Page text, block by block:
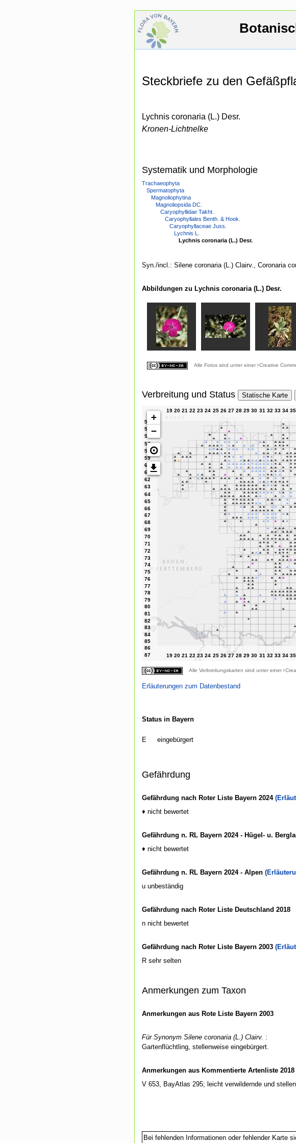
Steckbriefe zu den
Lychnis coronaria (L.) Desr.
Kronen-Lichtnelke
Systematik und Morphologie
Trachaeophyta
Spermatophyta
Magnoliophytina
Magnoliopsida DC.
Caryophyllidae Takht.
Caryophyllales Benth. & Hook.
Caryophyllaceae Juss.
Lychnis L.
Lychnis coronaria (L.) Desr.
Syn./incl.: Silene coronaria (L.) Clairv., Coronaria
Abbildungen zu Lychnis coronaria (L.) Desr.
Alle Fotos sind unter einer Creative
Verbreitung und Status Statische Karte
+
−
⊙
Alle Verbreitungskarten sind unter einer
Erläuterungen zum Datenbestand
Status in Bayern
E eingebürgert
Gefährdung
Gefährdung nach Roter Liste Bayern 2024
♦ nicht bewertet
Gefährdung n. RL Bayern 2024 - Hügel- u.
♦ nicht bewertet
Gefährdung n. RL Bayern 2024 - Alpen
u unbeständig
Gefährdung nach Roter Liste Deutschland 2018
n nicht bewertet
Gefährdung nach Roter Liste Bayern 2003
R sehr selten
Anmerkungen zum Taxon
Anmerkungen aus Rote Liste Bayern 2003
Für Synonym Silene coronaria (L.) Clairv. :
Gartenflüchtling, stellenweise eingebürgert.
Anmerkungen aus Kommentierte Artenliste 2018
V 653, BayAtlas 295; leicht verwildernde und
Bei fehlenden Informationen oder fehlender Karte